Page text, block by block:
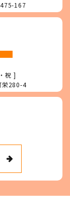
167
祝 ]
栄280-4